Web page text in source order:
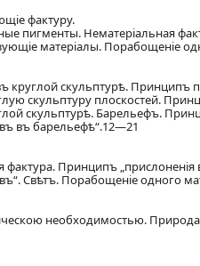
фактуру.
пигменты. Нематеріальная
матеріалы. Порабощеніе
круглой скульптурѣ. Принципъ
скульптуру плоскостей.
скульптурѣ. Барельефъ.
въ барельефѣ“.12—21
фактура. Принципъ
Свѣтъ. Порабощеніе одного
необходимостью.